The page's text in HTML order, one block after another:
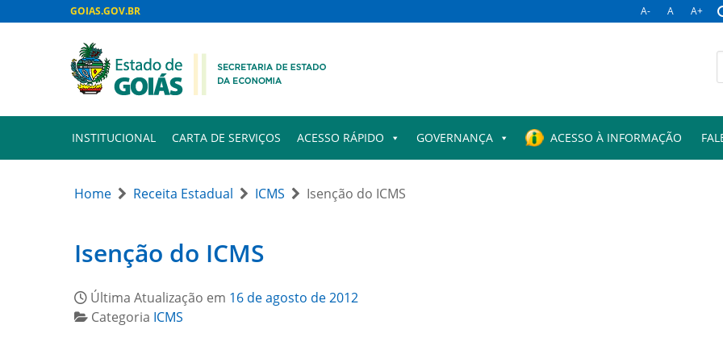
GOIAS.GOV.BR A- A A+
INSTITUCIONAL CARTA DE SERVIÇOS ACESSO RÁPIDO GOVERNANÇA ACESSO À INFORMAÇÃO
Home Receita Estadual ICMS Isenção do ICMS
Isenção do ICMS
Última Atualização em 16 de agosto de 2012
Categoria ICMS